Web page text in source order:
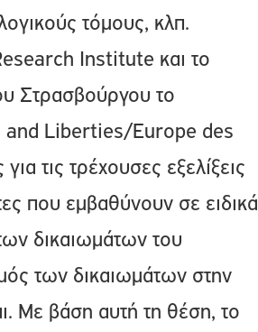
τόμους, κλπ.
Institute και το
Στρασβούργου το
and Liberties/Europe des
τις τρέχουσες εξελίξεις
που εμβαθύνουν σε ειδικά
δικαιωμάτων του
των δικαιωμάτων στην
Με βάση αυτή τη θέση, το